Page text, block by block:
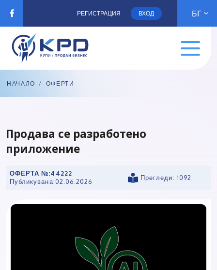
РЕГИСТРАЦИЯ ВХОД БГ
НАЧАЛО / ОФЕРТИ
Продава се разработено
приложение
ОФЕРТА №:44222
Публикувана:02.06.2026
Прегледи: 1092